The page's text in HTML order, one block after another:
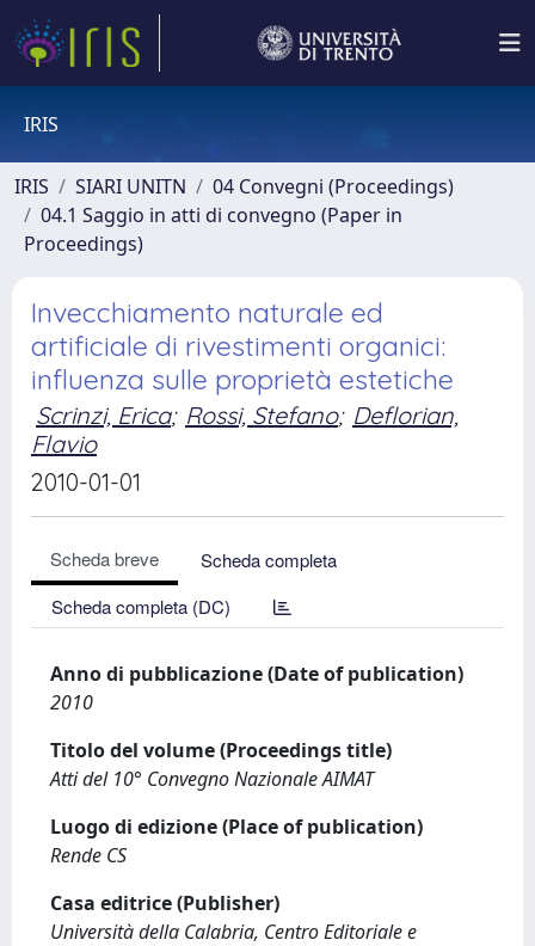
IRIS
IRIS SIARI UNITN
04 Convegni (Proceedings)
04.1 Saggio in atti di convegno (Paper in
Proceedings)
Invecchiamento naturale ed
artificiale di rivestimenti organici:
influenza sulle proprietà estetiche
Scrinzi, Erica; Rossi, Stefano; Deflorian,
Flavio
2010-01-01
Scheda breve
Scheda completa
Scheda completa (DC)
Anno di pubblicazione (Date of publication)
2010
Titolo del volume (Proceedings title)
Atti del 10° Convegno Nazionale AIMAT
Luogo di edizione (Place of publication)
Rende CS
Casa editrice (Publisher)
Università della Calabria, Centro Editoriale e